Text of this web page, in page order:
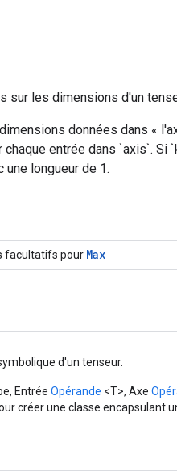
sur les dimensions d'un
données dans «
entrée dans `axis`.
longueur de 1.
facultatifs pour Max
d'un tenseur.
Entrée Opérande <T>, Axe
créer une classe encapsulant